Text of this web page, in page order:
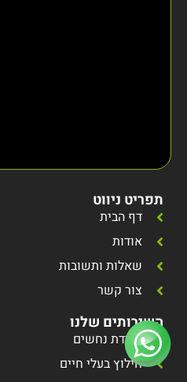
תפריט ניווט
דף הבית
אודות
שאלות ותשובות
צור קשר
השירותים שלנו
לכידת נחשים
חילוץ בעלי חיים